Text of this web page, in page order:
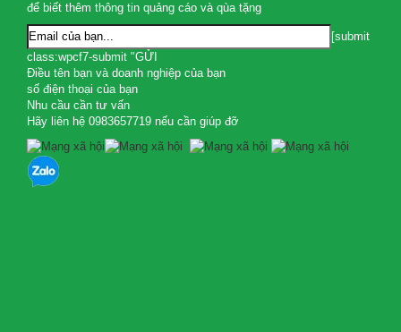
để biết thêm thông tin quảng cáo và qùa tặng
[submit
class:wpcf7-submit "GỬI
Điều tên bạn và doanh nghiệp của bạn
số điện thoại của bạn
Nhu cầu cần tư vấn
Hãy liên hệ 0983657719 nếu cần giúp đỡ